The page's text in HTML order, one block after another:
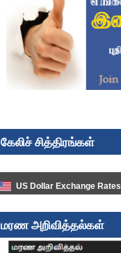
கேலிச் சித்திரங்கள்
US Dollar Exchange Rates
மரண அறிவித்தல்கள்